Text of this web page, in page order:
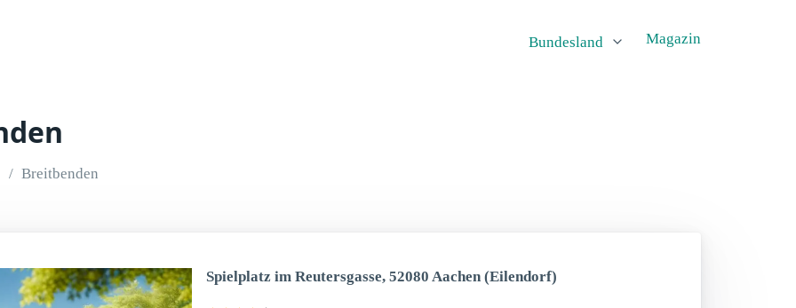
Bundesland Magazin
Breitbenden
Spielplatz im Reutersgasse, 52080 Aachen (Eilendorf)